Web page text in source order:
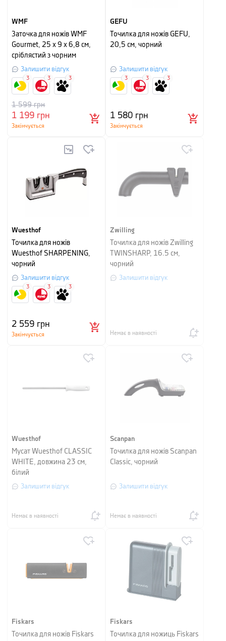
WMF
Заточка для ножів WMF
Gourmet, 25 х 9 х 6,8 см,
сріблястий з чорним
Залишити відгук
1 199 грн
1 599грн
Закінчується
3 3 3
GEFU
Точилка для ножів GEFU,
20,5 см, чорний
Залишити відгук
1 580 грн
Закінчується
3 3 3
Wuesthof
Точилка для ножів
Wuesthof SHARPENING,
чорний
Залишити відгук
2 559 грн
Закінчується
3 3 3
Zwilling
Точилка для ножів Zwilling
TWINSHARP, 16.5 см,
чорний
Залишити відгук
Немає в наявності
Wuesthof
Мусат Wuesthof CLASSIC
WHITE, довжина 23 см,
білий
Залишити відгук
Немає в наявності
Scanpan
Точилка для ножів Scanpan
Classic, чорний
Залишити відгук
Немає в наявності
Fiskars
Точилка для ножів Fiskars
Fiskars
Точилка для ножиць Fiskars